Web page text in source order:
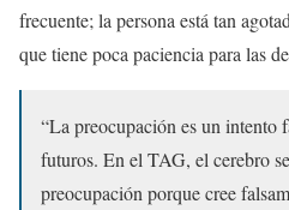
frecuente; la persona está tan
que tiene poca paciencia para las
“La preocupación es un intento
futuros. En el TAG, el cerebro
preocupación porque cree